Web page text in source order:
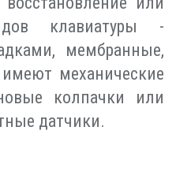
клавиатуры -
мембранные,
механические
колпачки или
датчики.